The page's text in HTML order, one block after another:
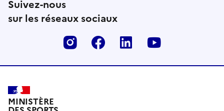
Suivez-nous
sur les réseaux sociaux
InstagramFacebookLinkedin
MINISTÈRE